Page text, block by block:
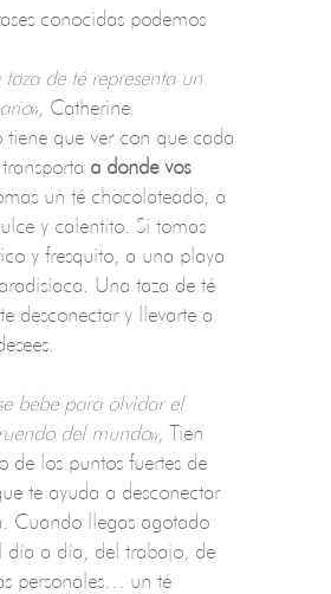
conocidas podemos
de té representa un
», Catherine
tiene que ver con que cada
a donde vos
un té chocolateado, a
y calentito. Si tomas
y fresquito, a una playa
Una taza de té
desconectar y llevarte a
bebe para olvidar el
del mundo», Tien
de los puntos fuertes de
te ayuda a desconectar
Cuando llegas agotado
día a día, del trabajo, de
personales… un té